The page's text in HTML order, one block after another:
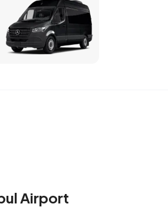
Airport